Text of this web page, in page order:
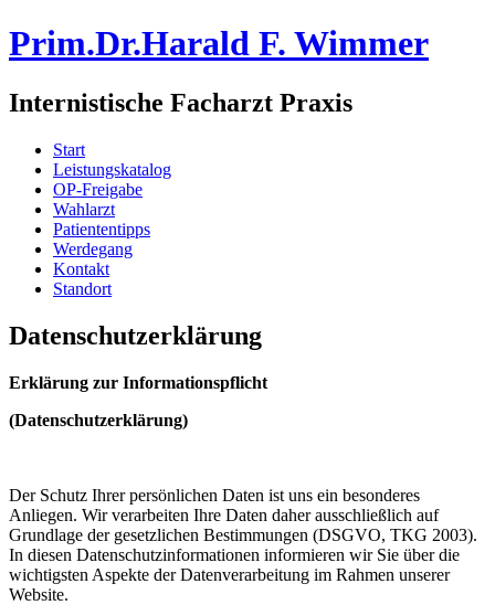
Prim.Dr.Harald F. Wimmer
Internistische Facharzt Praxis
Start
Leistungskatalog
OP-Freigabe
Wahlarzt
Patiententipps
Werdegang
Kontakt
Standort
Datenschutzerklärung
Erklärung zur Informationspflicht
(Datenschutzerklärung)
Der Schutz Ihrer persönlichen Daten ist uns ein besonderes
Anliegen. Wir verarbeiten Ihre Daten daher ausschließlich auf
Grundlage der gesetzlichen Bestimmungen (DSGVO, TKG 2003).
In diesen Datenschutzinformationen informieren wir Sie über die
wichtigsten Aspekte der Datenverarbeitung im Rahmen unserer
Website.